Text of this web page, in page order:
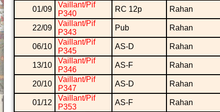
01/09
Vaillant/Pif
P340
RC 12p Rahan
22/09
Vaillant/Pif
P343
Pub Rahan
06/10
Vaillant/Pif
P345
AS-D Rahan
13/10
Vaillant/Pif
P346
AS-F Rahan
20/10
Vaillant/Pif
P347
AS-D Rahan
01/12
Vaillant/Pif
P353
AS-F Rahan